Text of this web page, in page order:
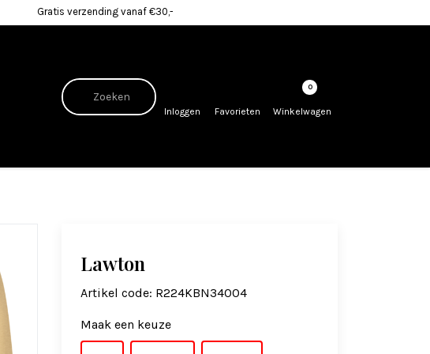
Gratis verzending vanaf €30,-
Inloggen Favorieten
0
Winkelwagen
Lawton
Artikel code: R224KBN34004
Maak een keuze